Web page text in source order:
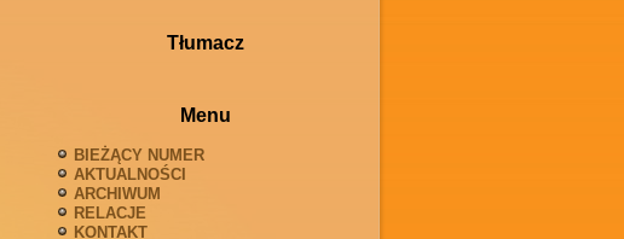
Tłumacz
Menu
BIEŻĄCY NUMER
AKTUALNOŚCI
ARCHIWUM
RELACJE
KONTAKT